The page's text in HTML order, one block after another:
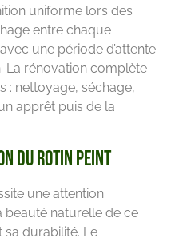
uniforme lors des
entre chaque
une période d’attente
La rénovation complète
: nettoyage, séchage,
apprêt puis de la
du rotin peint
une attention
naturelle de ce
sa durabilité. Le